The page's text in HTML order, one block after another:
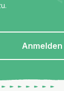
Anmelden